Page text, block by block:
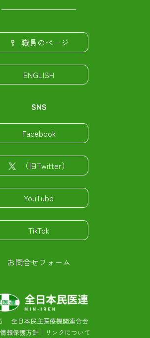
職員のページ
ENGLISH
SNS
Facebook
（旧Twitter）
YouTube
TikTok
お問合せフォーム
全日本民主医療機関連合会
報保護方針 ｜ リンクについて